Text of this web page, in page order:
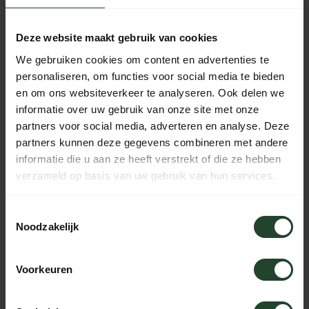
Deze website maakt gebruik van cookies
We gebruiken cookies om content en advertenties te
personaliseren, om functies voor social media te bieden
en om ons websiteverkeer te analyseren. Ook delen we
informatie over uw gebruik van onze site met onze
partners voor social media, adverteren en analyse. Deze
partners kunnen deze gegevens combineren met andere
informatie die u aan ze heeft verstrekt of die ze hebben
verzameld op basis van uw gebruik van hun services.
Noodzakelijk
Voorkeuren
Iedere dag bereikbaar van 10:00 tot 20:00 via de chat,
telefoon of email
PRODUCTOMSCHRIJVING
SPECIFICATIES
Hulp nodig?